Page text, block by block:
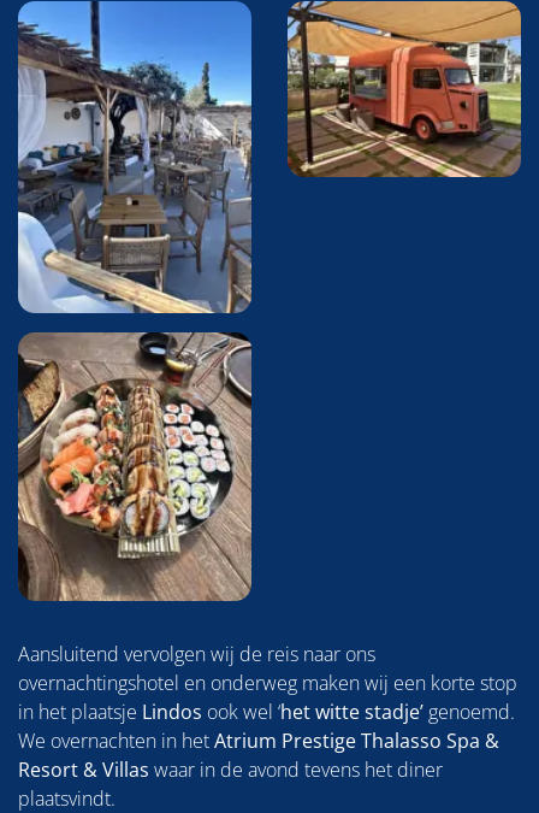
Aansluitend vervolgen wij de reis naar ons
overnachtingshotel en onderweg maken wij een korte stop
in het plaatsje Lindos ook wel ‘het witte stadje’ genoemd.
We overnachten in hetAtrium Prestige Thalasso Spa &
Resort & Villas waar in de avond tevens het diner
plaatsvindt.